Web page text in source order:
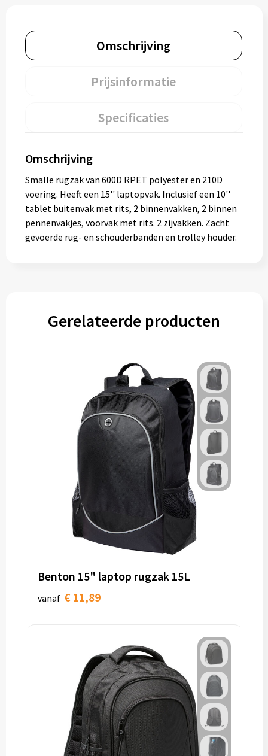
Omschrijving
Prijsinformatie
Specificaties
Omschrijving
Smalle rugzak van 600D RPET polyester en 210D
voering. Heeft een 15'' laptopvak. Inclusief een 10''
tablet buitenvak met rits, 2 binnenvakken, 2 binnen
pennenvakjes, voorvak met rits. 2 zijvakken. Zacht
gevoerde rug- en schouderbanden en trolley houder.
Gerelateerde producten
Benton 15" laptop rugzak 15L
vanaf € 11,89